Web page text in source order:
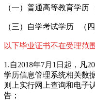
（一）普通高等教育学历
（三）自学考试学历 （
以下毕业证书不在受理范
1.自2018年7月1日起，凡
学历信息管理系统相关数
则上实行网上查询和电子
告；